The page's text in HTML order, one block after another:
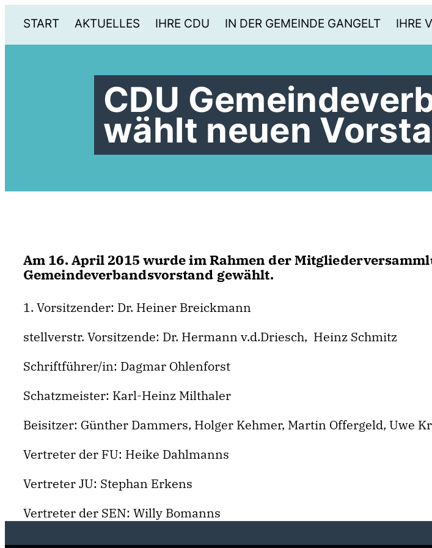
START AKTUELLES IHRE CDU IN DER GEMEINDE GANGELT IHRE
CDU
wählt neuen
Am 16. April 2015 wurde im Rahmen der
Gemeindeverbandsvorstand gewählt.
1. Vorsitzender: Dr. Heiner Breickmann
stellverstr. Vorsitzende: Dr. Hermann v.d.Driesch, Heinz Schmitz
Schriftführer/in: Dagmar Ohlenforst
Schatzmeister: Karl-Heinz Milthaler
Beisitzer: Günther Dammers, Holger Kehmer, Martin Offergeld, Uwe
Vertreter der FU: Heike Dahlmanns
Vertreter JU: Stephan Erkens
Vertreter der SEN: Willy Bomanns